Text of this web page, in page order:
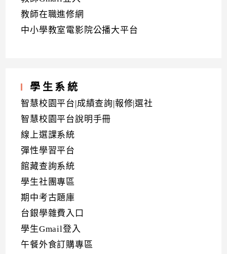
教師在職進修網
中小學教室電影院公播大平台
學生系統
智慧校園平台|成績查詢|報修|選社
智慧校園平台說明手冊
線上選課系統
彈性學習平台
館藏查詢系統
學生社團專區
期中考古題庫
台銀學雜費入口
學生Gmail登入
午餐外食訂購專區